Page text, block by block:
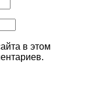
в этом